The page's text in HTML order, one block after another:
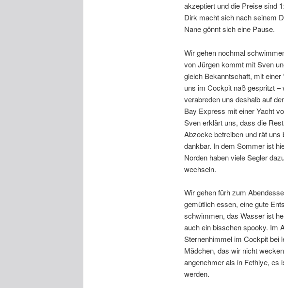
akzeptiert und die Preise sind
Dirk macht sich nach seinem
Nane gönnt sich eine Pause.
Wir gehen nochmal
von Jürgen kommt mit Sven
gleich Bekanntschaft, mit
uns im Cockpit naß gespritzt
verabreden uns deshalb auf
Bay Express mit einer Yacht
Sven erklärt uns, dass die
Abzocke betreiben und rät
dankbar. In dem Sommer ist
Norden haben viele Segler
wechseln.
Wir gehen fürh zum
gemütlich essen, eine gute
schwimmen, das Wasser ist
auch ein bisschen spooky. Im
Sternenhimmel im Cockpit bei
Mädchen, das wir nicht
angenehmer als in Fethiye, es
werden.